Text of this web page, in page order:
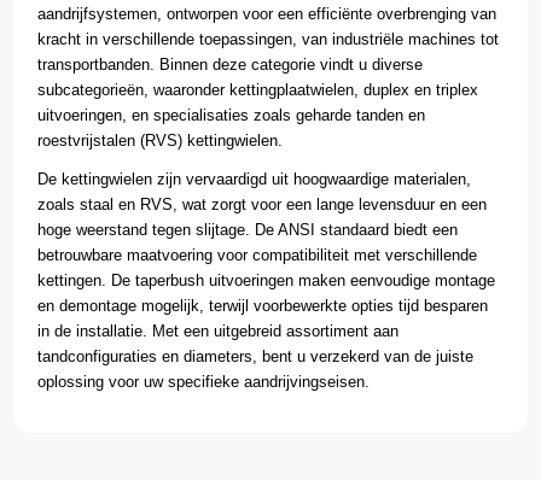
aandrijfsystemen, ontworpen voor een efficiënte overbrenging van
kracht in verschillende toepassingen, van industriële machines tot
transportbanden. Binnen deze categorie vindt u diverse
subcategorieën, waaronder kettingplaatwielen, duplex en triplex
uitvoeringen, en specialisaties zoals geharde tanden en
roestvrijstalen (RVS) kettingwielen.
De kettingwielen zijn vervaardigd uit hoogwaardige materialen,
zoals staal en RVS, wat zorgt voor een lange levensduur en een
hoge weerstand tegen slijtage. De ANSI standaard biedt een
betrouwbare maatvoering voor compatibiliteit met verschillende
kettingen. De taperbush uitvoeringen maken eenvoudige montage
en demontage mogelijk, terwijl voorbewerkte opties tijd besparen
in de installatie. Met een uitgebreid assortiment aan
tandconfiguraties en diameters, bent u verzekerd van de juiste
oplossing voor uw specifieke aandrijvingseisen.